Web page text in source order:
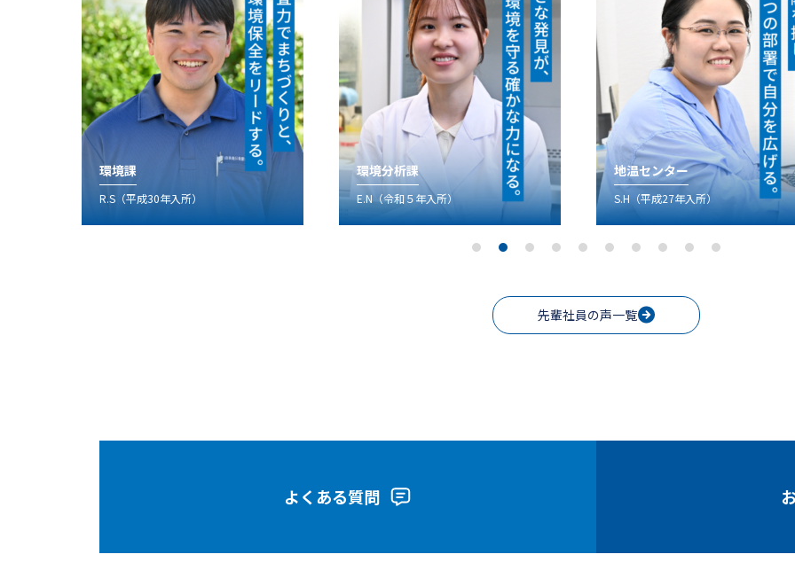
環境分析課
E.N（令和５年入所）
地温センター
S.H（平成27年入所）
臨床検査課
Y.I（平成30年入所）
先輩社員の声一覧
よくある質問